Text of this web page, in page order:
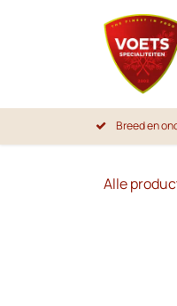
Overslaan naar inhoud
Breed en
Alle